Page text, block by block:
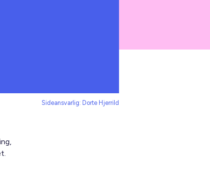
Sideansvarlig: Dorte Hjerrild